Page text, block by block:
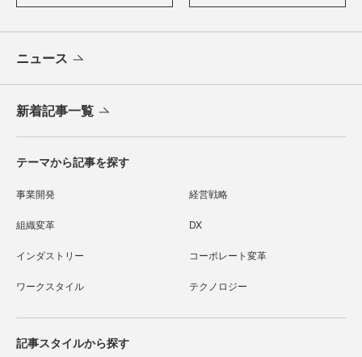
ニュース
新着記事一覧
テーマから記事を探す
事業開発 経営戦略
組織変革 DX
インダストリー コーポレート変革
ワークスタイル テクノロジー
記事スタイルから探す